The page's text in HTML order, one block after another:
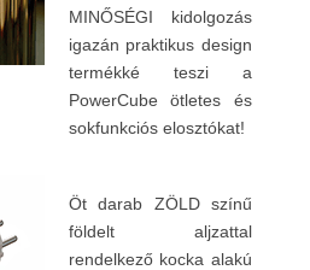
MINŐSÉGI kidolgozás
igazán praktikus design
termékké teszi a
PowerCube ötletes és
sokfunkciós elosztókat!
Öt darab ZÖLD színű
földelt aljzattal
rendelkező kocka alakú